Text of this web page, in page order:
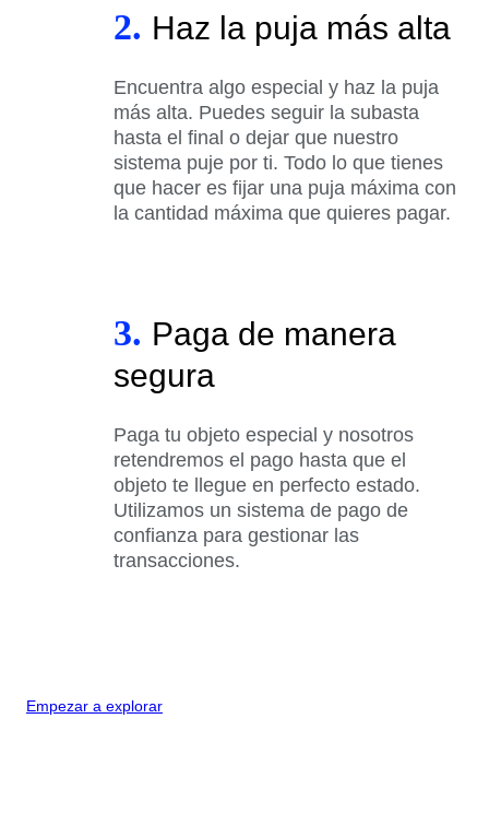
2. Haz la puja más alta
Encuentra algo especial y haz la puja
más alta. Puedes seguir la subasta
hasta el final o dejar que nuestro
sistema puje por ti. Todo lo que tienes
que hacer es fijar una puja máxima con
la cantidad máxima que quieres pagar.
3. Paga de manera
segura
Paga tu objeto especial y nosotros
retendremos el pago hasta que el
objeto te llegue en perfecto estado.
Utilizamos un sistema de pago de
confianza para gestionar las
transacciones.
Empezar a explorar